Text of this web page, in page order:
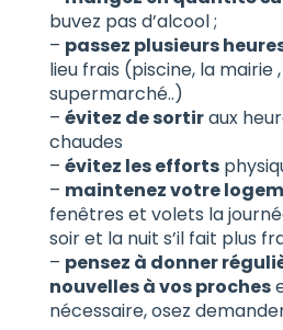
buvez pas d’alcool ;
– passez plusieurs
lieu frais (piscine, la mairie
supermarché..)
– évitez de sortiraux
chaudes
– évitez les efforts
– maintenez votre
fenêtres et volets la
soir et la nuit s’il fait plus
– pensez à donner
nouvelles à vos proches
nécessaire, osez